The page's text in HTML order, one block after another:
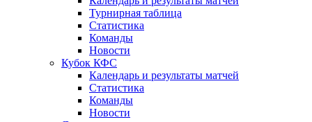
Турнирная таблица
Статистика
Команды
Новости
Кубок КФС
Календарь и результаты матчей
Статистика
Команды
Новости